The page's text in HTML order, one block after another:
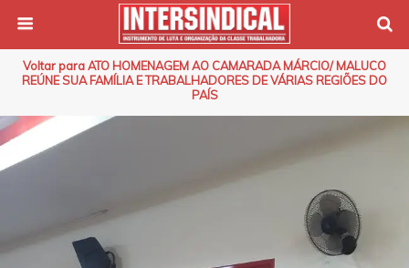
Voltar para ATO HOMENAGEM AO CAMARADA MÁRCIO/ MALUCO
REÚNE SUA FAMÍLIA E TRABALHADORES DE VÁRIAS REGIÕES DO
PAÍS